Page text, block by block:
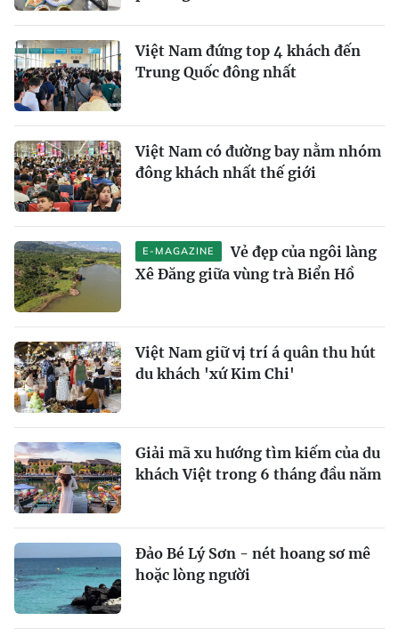
Việt Nam đứng top 4 khách đến
Trung Quốc đông nhất
Việt Nam có đường bay nằm nhóm
đông khách nhất thế giới
E-MAGAZINE
Vẻ đẹp của ngôi làng
Xê Đăng giữa vùng trà Biển Hồ
Việt Nam giữ vị trí á quân thu hút
du khách 'xứ Kim Chi'
Giải mã xu hướng tìm kiếm của du
khách Việt trong 6 tháng đầu năm
Đảo Bé Lý Sơn - nét hoang sơ mê
hoặc lòng người